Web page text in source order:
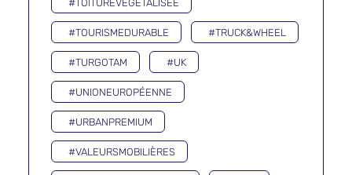
#TOITUREVÉGÉTALISÉE
#TOURISMEDURABLE #TRUCK&WHEEL
#TURGOTAM #UK
#UNIONEUROPÉENNE
#URBANPREMIUM
#VALEURSMOBILIÈRES